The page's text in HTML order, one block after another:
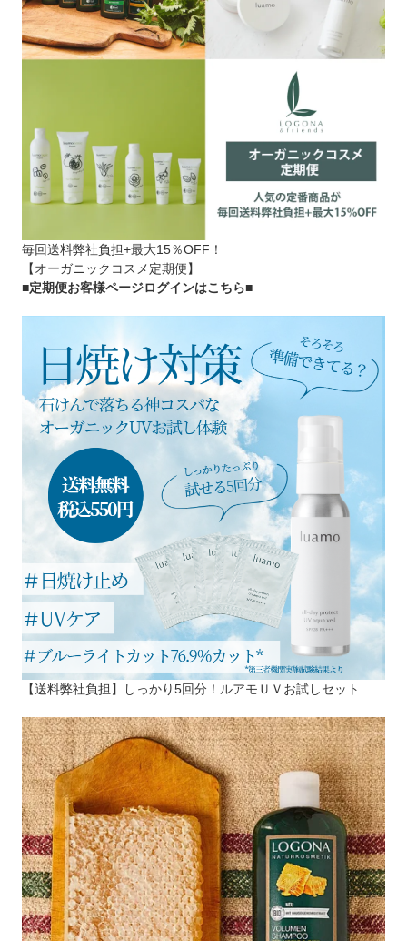
毎回送料弊社負担+最大15％OFF！
【オーガニックコスメ定期便】
■定期便お客様ページログインはこちら■
【送料弊社負担】しっかり5回分！ルアモＵＶお試しセット